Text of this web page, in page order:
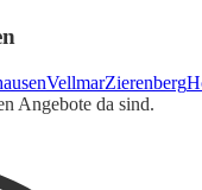
VellmarZierenberg
Angebote da sind.